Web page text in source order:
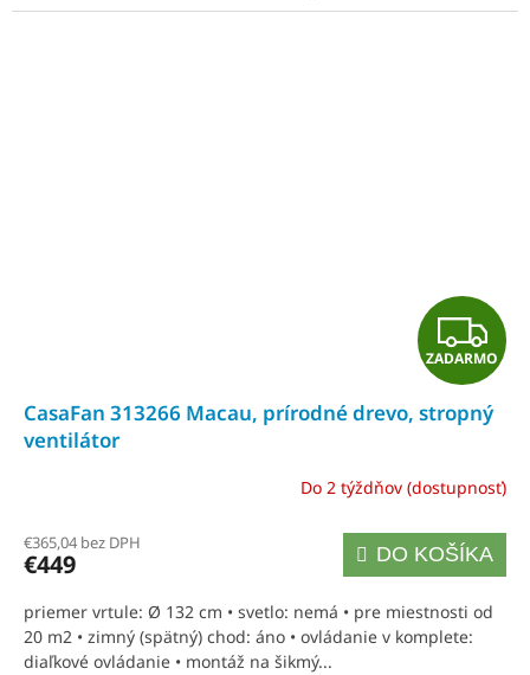
Z
A
D
A
R
M
O
ZADARMO
CasaFan 313266 Macau, prírodné drevo, stropný
ventilátor
Do 2 týždňov (dostupnosť)
€365,04 bez DPH
€449 DO KOŠÍKA
priemer vrtule: Ø 132 cm • svetlo: nemá • pre miestnosti od
20 m2 • zimný (spätný) chod: áno • ovládanie v komplete:
diaľkové ovládanie • montáž na šikmý...